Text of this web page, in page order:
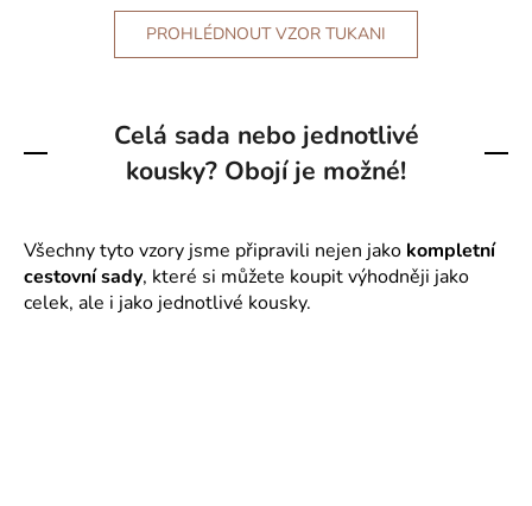
PROHLÉDNOUT VZOR TUKANI
Celá sada nebo jednotlivé
kousky? Obojí je možné!
Všechny tyto vzory jsme připravili nejen jako kompletní
cestovní sady, které si můžete koupit výhodněji jako
celek, ale i jako jednotlivé kousky.